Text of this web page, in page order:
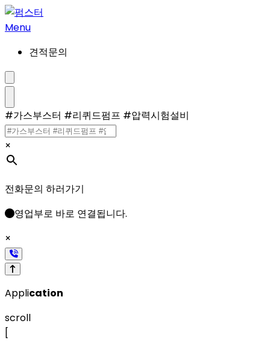
콘
텐
건
너
뛰
기
Menu
견적문의
검
설
정/
해
제
메
#가스부스터 #리퀴드펌프 #압력시험설비
×
전화문의 하러가기
영업부로 바로 연결됩니다.
×
Application
scroll
[